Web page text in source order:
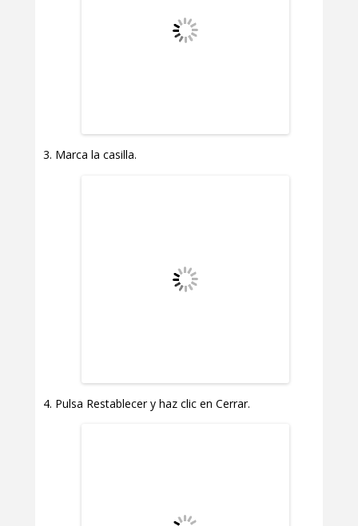
Marca la casilla.
Pulsa Restablecer y haz clic en Cerrar.